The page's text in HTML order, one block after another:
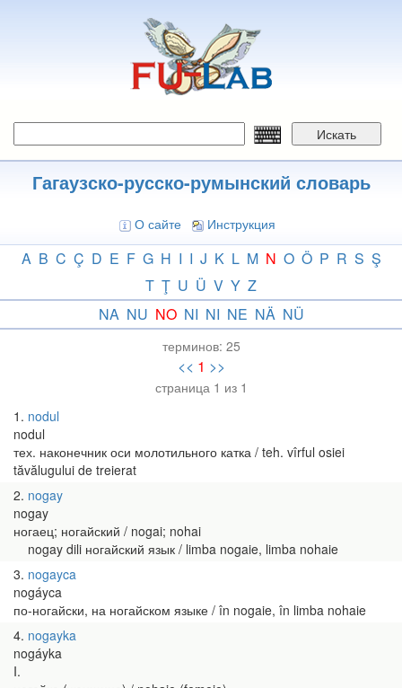
Искать
Гагаузско-русско-румынский словарь
О сайте Инструкция
A B C Ç D E F G H I I J K L M N O Ö P R S Ş
T Ţ U Ü V Y Z
NA NU NO NI NI NE NÄ NÜ
терминов: 25
<< 1 >>
страница 1 из 1
1 nodul
nodul
тех. наконечник оси молотильного катка / teh. vîrful osiei
tăvălugului de treierat
2 nogay
nogay
ногаец; ногайский / nogai; nohai
nogay dili ногайский язык / limba nogaie, limba nohaie
3 nogayca
nogáyca
по-ногайски, на ногайском языке / în nogaie, în limba nohaie
4 nogayka
nogáyka
I.